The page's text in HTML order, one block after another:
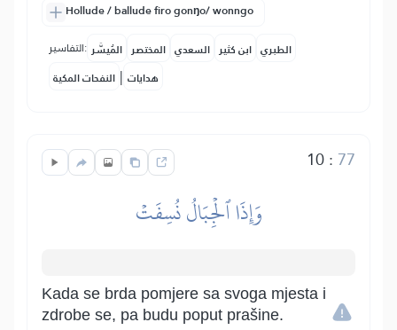
Hollude / ballude firo gonŋo/ wonngo
التفاسير: المُيسَّر المختصر السعدي ابن كثير الطبري
النفحات المكية | هدايات
10: 77
وَإِذَا ٱلۡجِبَالُ نُسِفَتۡ
Kada se brda pomjere sa svoga mjesta i
zdrobe se, pa budu poput prašine.